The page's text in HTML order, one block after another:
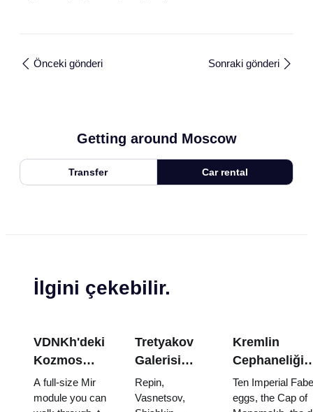
Önceki gönderi Sonraki gönderi
Getting around Moscow
Transfer Car rental
İlgini çekebilir.
VDNKh'deki
Kozmos
Pavyonu:
Rusya'nın En
A full-size Mir
module you can
Tretyakov
Galerisi
Başyapıtları:
Görülecek
Repin,
Vasnetsov,
Kremlin
Cephaneliği
Hazineleri:
Faberge
Ten Imperial
eggs, the Cap of